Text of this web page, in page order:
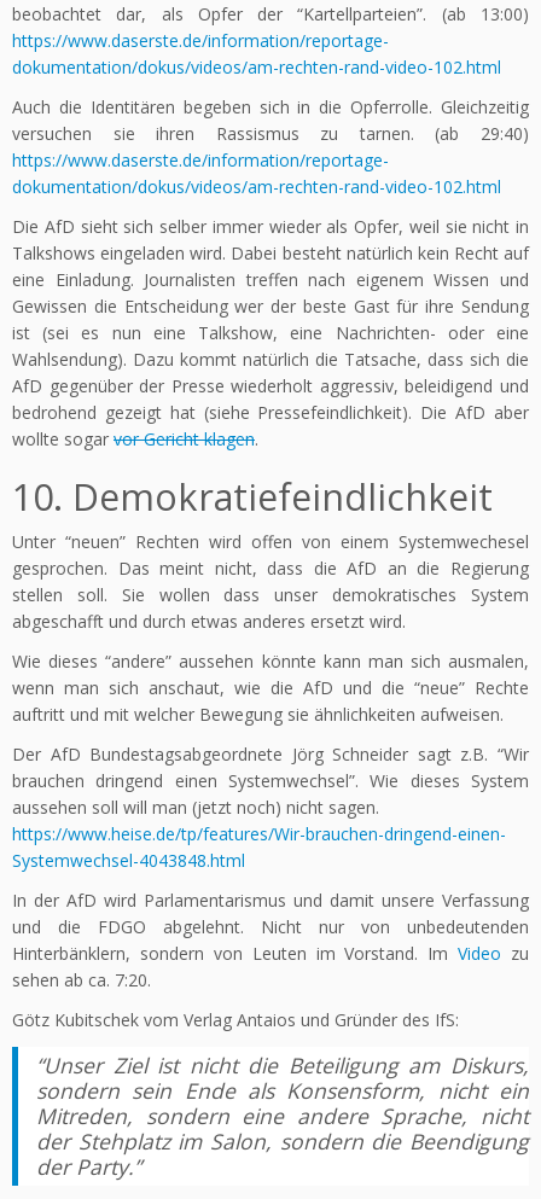
beobachtet dar, als Opfer der “Kartellparteien”. (ab 13:00)
https://www.daserste.de/information/reportage-
dokumentation/dokus/videos/am-rechten-rand-video-102.html
Auch die Identitären begeben sich in die Opferrolle. Gleichzeitig
versuchen sie ihren Rassismus zu tarnen. (ab 29:40)
https://www.daserste.de/information/reportage-
dokumentation/dokus/videos/am-rechten-rand-video-102.html
Die AfD sieht sich selber immer wieder als Opfer, weil sie nicht in
Talkshows eingeladen wird. Dabei besteht natürlich kein Recht auf
eine Einladung. Journalisten treffen nach eigenem Wissen und
Gewissen die Entscheidung wer der beste Gast für ihre Sendung
ist (sei es nun eine Talkshow, eine Nachrichten- oder eine
Wahlsendung). Dazu kommt natürlich die Tatsache, dass sich die
AfD gegenüber der Presse wiederholt aggressiv, beleidigend und
bedrohend gezeigt hat (siehe Pressefeindlichkeit). Die AfD aber
wollte sogar vor Gericht klagen.
10. Demokratiefeindlichkeit
Unter “neuen” Rechten wird offen von einem Systemwechesel
gesprochen. Das meint nicht, dass die AfD an die Regierung
stellen soll. Sie wollen dass unser demokratisches System
abgeschafft und durch etwas anderes ersetzt wird.
Wie dieses “andere” aussehen könnte kann man sich ausmalen,
wenn man sich anschaut, wie die AfD und die “neue” Rechte
auftritt und mit welcher Bewegung sie ähnlichkeiten aufweisen.
Der AfD Bundestagsabgeordnete Jörg Schneider sagt z.B. “Wir
brauchen dringend einen Systemwechsel”. Wie dieses System
aussehen soll will man (jetzt noch) nicht sagen.
https://www.heise.de/tp/features/Wir-brauchen-dringend-einen-
Systemwechsel-4043848.html
In der AfD wird Parlamentarismus und damit unsere Verfassung
und die FDGO abgelehnt. Nicht nur von unbedeutenden
Hinterbänklern, sondern von Leuten im Vorstand. ImVideo zu
sehen ab ca. 7:20.
Götz Kubitschek vom Verlag Antaios und Gründer des IfS:
“Unser Ziel ist nicht die Beteiligung am Diskurs,
sondern sein Ende als Konsensform, nicht ein
Mitreden, sondern eine andere Sprache, nicht
der Stehplatz im Salon, sondern die Beendigung
der Party.”